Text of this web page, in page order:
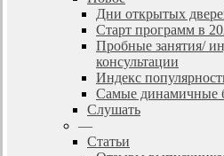
Дни открытых
Старт программ в
Пробные занятия/
консультации
Индекс
Самые динамичные
Слушать
—
Статьи